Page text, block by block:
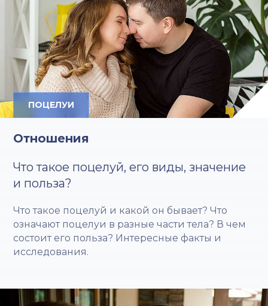
ПОЦЕЛУИ
Отношения
Что такое поцелуй, его виды, значение
и польза?
Что такое поцелуй и какой он бывает? Что
означают поцелуи в разные части тела? В чем
состоит его польза? Интересные факты и
исследования.